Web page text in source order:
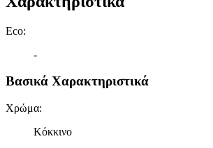
πληροφορίες σχετικά με την από μέρους σας
Eco:
-
Βασικά Χαρακτηριστικά
Χρώμα:
Κόκκινο